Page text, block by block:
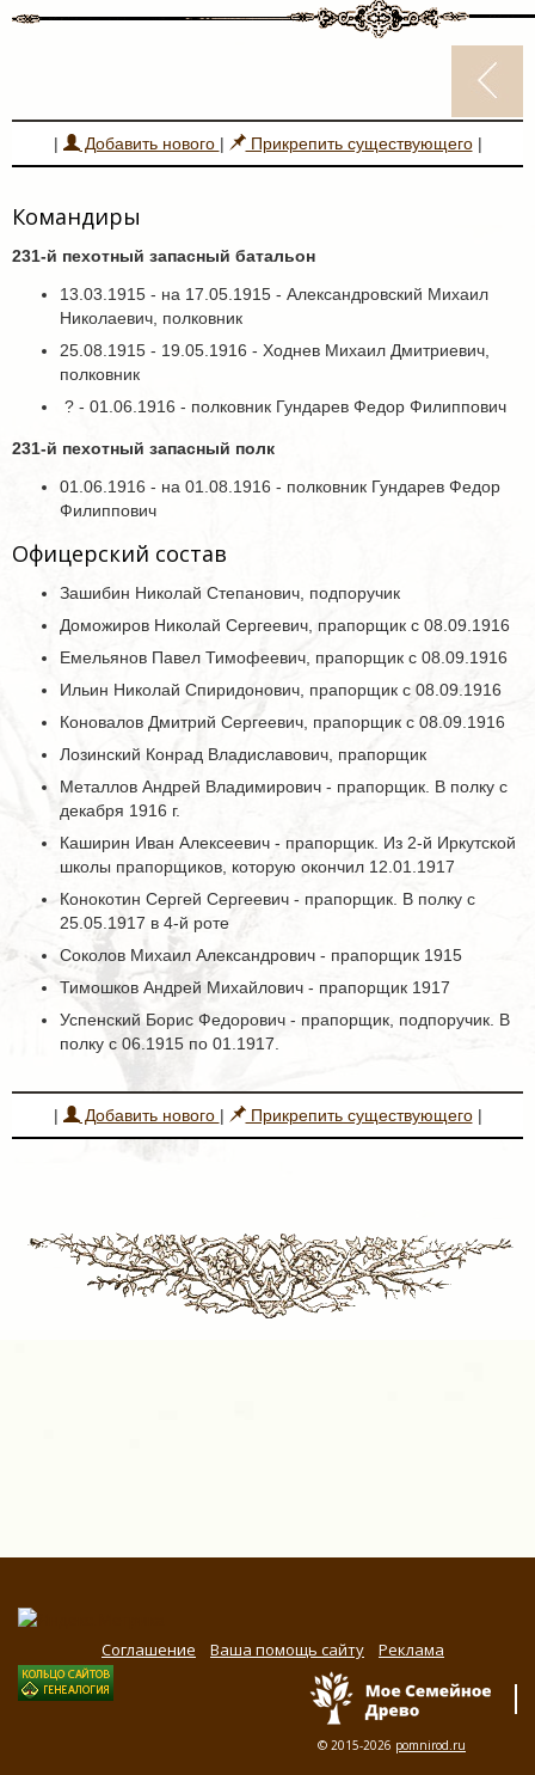
| Добавить нового | Прикрепить существующего|
Командиры
231-й пехотный запасный батальон
13.03.1915 - на 17.05.1915 - Александровский Михаил
Николаевич, полковник
25.08.1915 - 19.05.1916 - Ходнев Михаил Дмитриевич,
полковник
? - 01.06.1916 - полковник Гундарев Федор Филиппович
231-й пехотный запасный полк
01.06.1916 - на 01.08.1916 - полковник Гундарев Федор
Филиппович
Офицерский состав
Зашибин Николай Степанович, подпоручик
Доможиров Николай Сергеевич, прапорщик с 08.09.1916
Емельянов Павел Тимофеевич, прапорщик с 08.09.1916
Ильин Николай Спиридонович, прапорщик с 08.09.1916
Коновалов Дмитрий Сергеевич, прапорщик с 08.09.1916
Лозинский Конрад Владиславович, прапорщик
Металлов Андрей Владимирович - прапорщик. В полку с
декабря 1916 г.
Каширин Иван Алексеевич - прапорщик. Из 2-й Иркутской
школы прапорщиков, которую окончил 12.01.1917
Конокотин Сергей Сергеевич - прапорщик. В полку с
25.05.1917 в 4-й роте
Соколов Михаил Александрович - прапорщик 1915
Тимошков Андрей Михайлович - прапорщик 1917
Успенский Борис Федорович - прапорщик, подпоручик. В
полку с 06.1915 по 01.1917.
| Добавить нового | Прикрепить существующего|
Соглашение Ваша помощь сайту Реклама
© 2015-2026 pomnirod.ru